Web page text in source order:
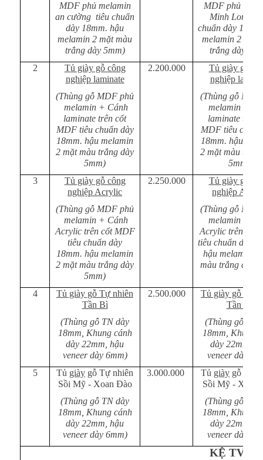
MDF phủ melamin
an cường tiêu chuẩn
dày 18mm. hậu
melamin 2 mặt màu
trắng dày 5mm)
MDF phủ
Minh Long
chuẩn dày
melamin 2 mặt
trắng dày
2
Tủ giày gỗ công
nghiệp laminate
(Thùng gỗ MDF phủ
melamin + Cánh
laminate trên cốt
MDF tiêu chuẩn dày
18mm. hậu melamin
2 mặt màu trắng dày
5mm)
2.200.000
Tủ giày gỗ
nghiệp
(Thùng gỗ
melamin +
laminate trên
MDF tiêu
18mm. hậu
2 mặt màu
5mm)
3
Tủ giày gỗ công
nghiệp Acrylic
(Thùng gỗ MDF phủ
melamin + Cánh
Acrylic trên cốt MDF
tiêu chuẩn dày
18mm. hậu melamin
2 mặt màu trắng dày
5mm)
2.250.000
Tủ giày gỗ
nghiệp
(Thùng gỗ
melamin +
Acrylic trên cốt
tiêu chuẩn dày
hậu melamin 2
màu trắng dày
4
Tủ giày gỗ Tự nhiên
Tần Bì
(Thùng gỗ TN dày
18mm, Khung cánh
dày 22mm, hậu
veneer dày 6mm)
2.500.000
Tủ giày gỗ Tự
Tần Bì
(Thùng gỗ TN
18mm, Khung
dày 22mm,
veneer dày
5
Tủ giày gỗ Tự nhiên
Sồi Mỹ - Xoan Đào
(Thùng gỗ TN dày
18mm, Khung cánh
dày 22mm, hậu
veneer dày 6mm)
3.000.000 Tủ giày gỗ Tự
Sồi Mỹ - Xoan
(Thùng gỗ TN
18mm, Khung
dày 22mm,
veneer dày
KỆ TV